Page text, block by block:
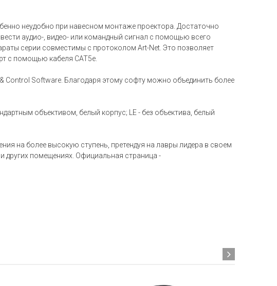
неудобно при навесном монтаже проектора. Достаточно
аудио-, видео- или командный сигнал с помощью всего
серии совместимы с протоколом Art-Net. Это позволяет
с помощью кабеля CAT5e.
Software. Благодаря этому софту можно объединить более
объективом, белый корпус; LE - без объектива, белый
на более высокую ступень, претендуя на лавры лидера в своем
других помещениях. Официальная страница -